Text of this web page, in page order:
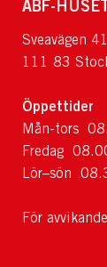
ABF-
Sveavägen 41
111 83
Öppettider
Mån-tors
Fredag
Lör–sön
För